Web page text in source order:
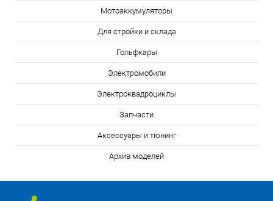
Мотоаккумуляторы
Для стройки и склада
Гольфкары
Электромобили
Электроквадроциклы
Запчасти
Аксессуары и тюнинг
Архив моделей